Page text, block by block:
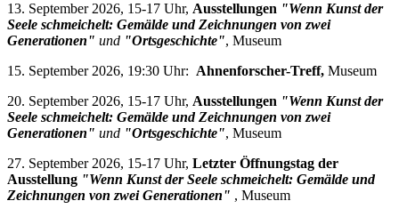
13. September 2026, 15-17 Uhr, Ausstellungen "Wenn Kunst der
Seele schmeichelt: Gemälde und Zeichnungen von zwei
Generationen" und "Ortsgeschichte", Museum
15. September 2026, 19:30 Uhr: Ahnenforscher-Treff, Museum
20. September 2026, 15-17 Uhr, Ausstellungen "Wenn Kunst der
Seele schmeichelt: Gemälde und Zeichnungen von zwei
Generationen" und "Ortsgeschichte", Museum
27. September 2026, 15-17 Uhr, Letzter Öffnungstag der
Ausstellung "Wenn Kunst der Seele schmeichelt: Gemälde und
Zeichnungen von zwei Generationen" , Museum